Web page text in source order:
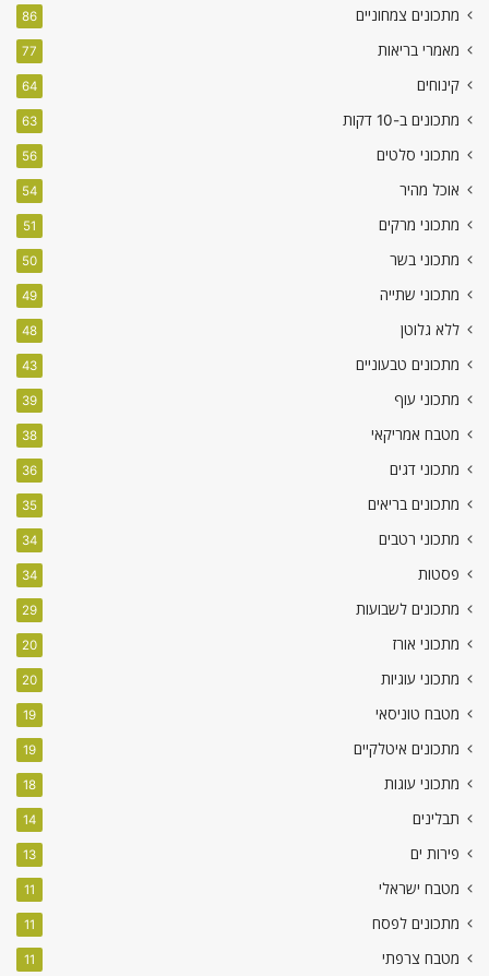
מתכונים צמחוניים 86
מאמרי בריאות 77
קינוחים 64
מתכונים ב-10 דקות 63
מתכוני סלטים 56
אוכל מהיר 54
מתכוני מרקים 51
מתכוני בשר 50
מתכוני שתייה 49
ללא גלוטן 48
מתכונים טבעוניים 43
מתכוני עוף 39
מטבח אמריקאי 38
מתכוני דגים 36
מתכונים בריאים 35
מתכוני רטבים 34
פסטות 34
מתכונים לשבועות 29
מתכוני אורז 20
מתכוני עוגיות 20
מטבח טוניסאי 19
מתכונים איטלקיים 19
מתכוני עוגות 18
תבלינים 14
פירות ים 13
מטבח ישראלי 11
מתכונים לפסח 11
מטבח צרפתי 11